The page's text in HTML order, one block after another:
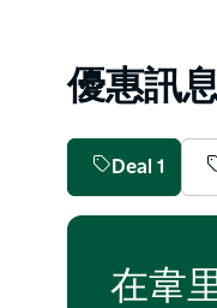
玩耍和運動。
與全家人一起度
優惠訊
Deal 1
在韋